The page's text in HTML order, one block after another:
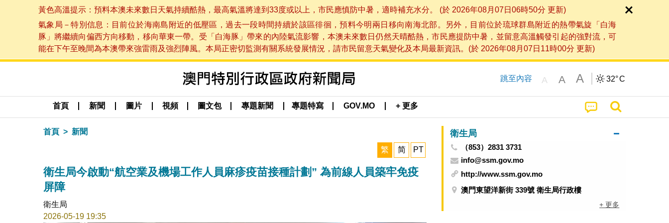
黃色高溫提示：預料本澳未來數日天氣持續酷熱，最高氣溫將達到33度或以上，市民應慎防中暑，適時補充水分。 (於 2026年08月07日06時50分 更新)
氣象局－特別信息：目前位於海南島附近的低壓區，過去一段時間持續於該區徘徊，預料今明兩日移向南海北部。另外，目前位於琉球群島附近的熱帶氣旋「白海
豚」將繼續向偏西方向移動，移向華東一帶。受「白海豚」帶來的內陸氣流影響，本澳未來數日仍然天晴酷熱，市民應提防中暑，並留意高溫觸發引起的強對流，可
能在下午至晚間為本澳帶來強雷雨及強烈陣風。本局正密切監測有關系統發展情況，請市民留意天氣變化及本局最新資訊。(於 2026年08月07日11時00分 更新)
跳至內容 A A A 32°C
首頁 新聞 圖片 視頻 圖文包 專題新聞 專題特寫 GOV.MO + 更多
首頁 新聞
繁 简 PT
衛生局今啟動“航空業及機場工作人員麻疹疫苗接種計劃” 為前線人員築牢免疫
屏障
衛生局
2026-05-19 19:35
衛生局
（853）2831 3731
info@ssm.gov.mo
http://www.ssm.gov.mo
澳門東望洋新街 339號 衛生局行政樓
+ 更多